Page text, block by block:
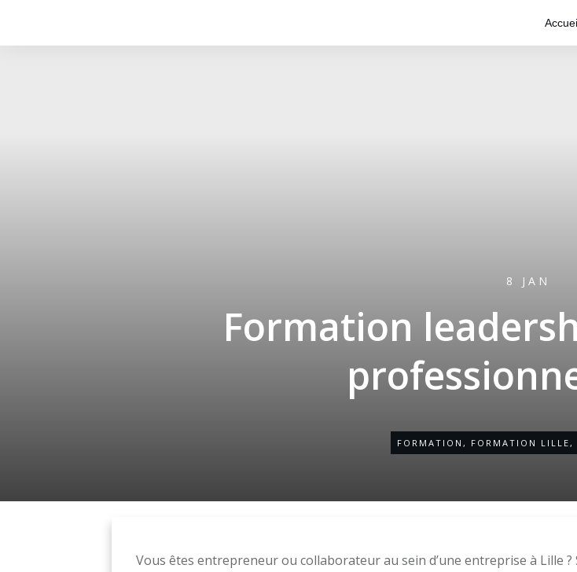
8 JAN
Formation
FORMATION , FORMATION LILLE,
Vous êtes entrepreneur ou collaborateur au sein d’une entreprise à Lille ?